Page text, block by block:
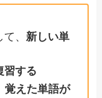
て、新しい単
習する
覚えた単語が